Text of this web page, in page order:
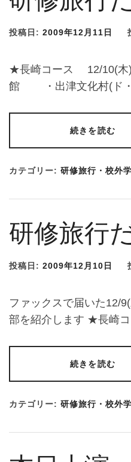
投稿日: 2009年12月11日
★長崎コース 12/10(
館 ・出津文化村(ド・
続きを読む
カテゴリー: 研修旅行・校外
研修旅行
投稿日: 2009年12月10日
ファックスで届いた12/
部を紹介します ★長崎
続きを読む
カテゴリー: 研修旅行・校外